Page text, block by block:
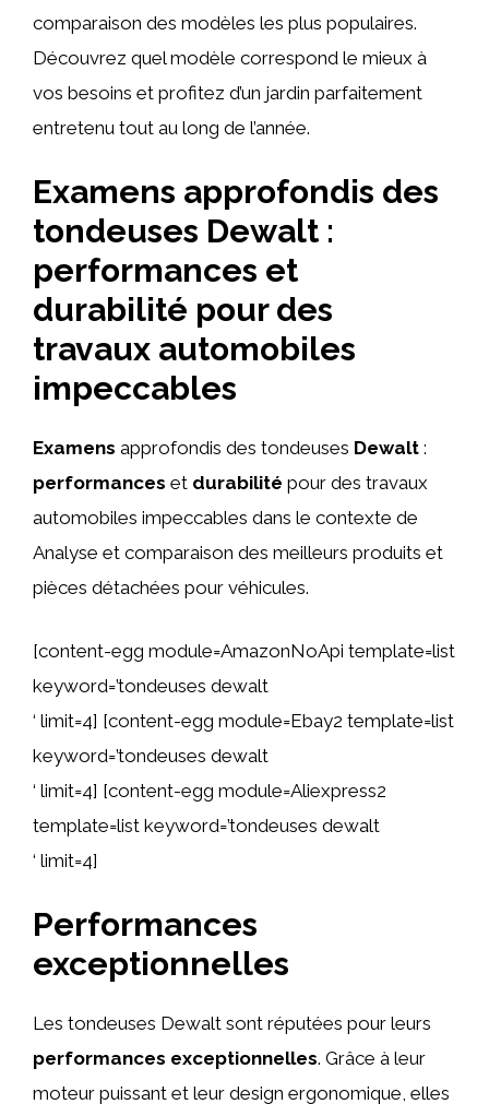
comparaison des modèles les plus populaires.
Découvrez quel modèle correspond le mieux à
vos besoins et profitez d’un jardin parfaitement
entretenu tout au long de l’année.
Examens approfondis des
tondeuses Dewalt :
performances et
durabilité pour des
travaux automobiles
impeccables
Examens approfondis des tondeuses Dewalt :
performances et durabilité pour des travaux
automobiles impeccables dans le contexte de
Analyse et comparaison des meilleurs produits et
pièces détachées pour véhicules.
[content-egg module=AmazonNoApi template=list
keyword=’tondeuses dewalt
‘ limit=4] [content-egg module=Ebay2 template=list
keyword=’tondeuses dewalt
‘ limit=4] [content-egg module=Aliexpress2
template=list keyword=’tondeuses dewalt
‘ limit=4]
Performances
exceptionnelles
Les tondeuses Dewalt sont réputées pour leurs
performances exceptionnelles. Grâce à leur
moteur puissant et leur design ergonomique, elles